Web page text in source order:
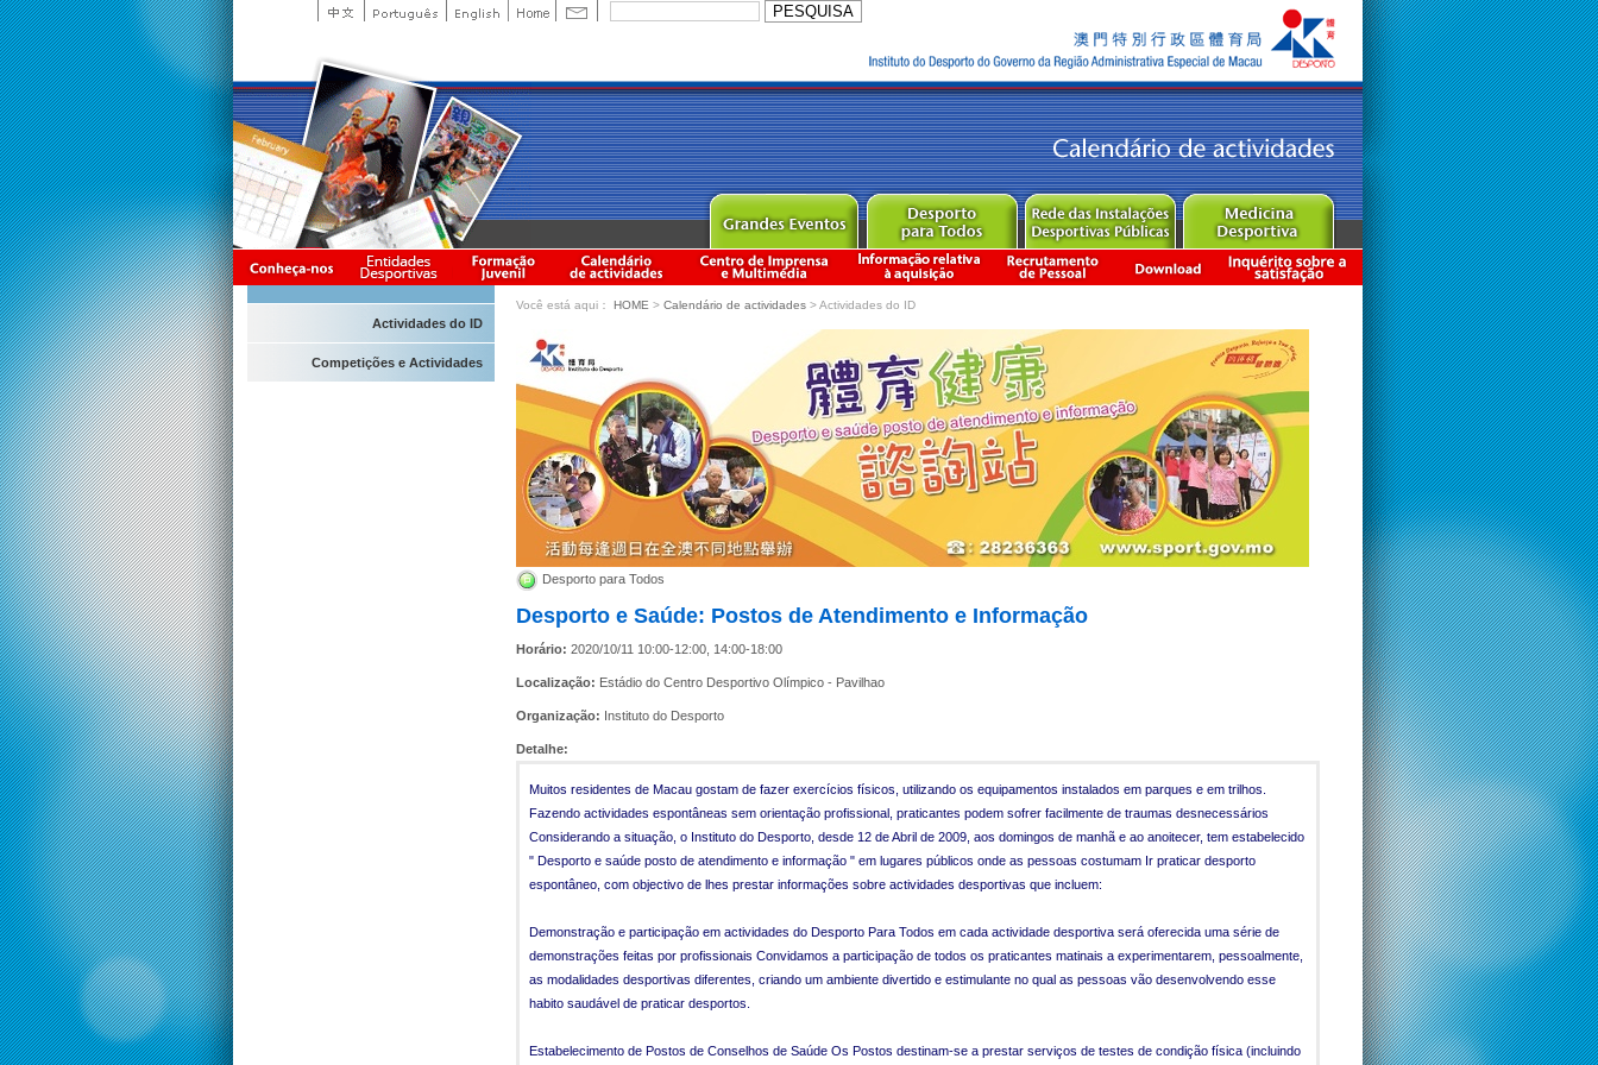
Actividades do ID
Competições e Actividades
Você está aqui： HOME > Calendário de actividades > Actividades do ID
Desporto para Todos
Desporto e Saúde: Postos de Atendimento e Informação
Horário: 2020/10/11 10:00-12:00, 14:00-18:00
Localização: Estádio do Centro Desportivo Olímpico - Pavilhao
Organização: Instituto do Desporto
Detalhe:
Muitos residentes de Macau gostam de fazer exercícios físicos, utilizando os equipamentos instalados em parques e em trilhos.
Fazendo actividades espontâneas sem orientação profissional, praticantes podem sofrer facilmente de traumas desnecessários
Considerando a situação, o Instituto do Desporto, desde 12 de Abril de 2009, aos domingos de manhã e ao anoitecer, tem estabelecido
" Desporto e saúde posto de atendimento e informação " em lugares públicos onde as pessoas costumam Ir praticar desporto
espontâneo, com objectivo de lhes prestar informações sobre actividades desportivas que incluem:
Demonstração e participação em actividades do Desporto Para Todos em cada actividade desportiva será oferecida uma série de
demonstrações feitas por profissionais Convidamos a participação de todos os praticantes matinais a experimentarem, pessoalmente,
as modalidades desportivas diferentes, criando um ambiente divertido e estimulante no qual as pessoas vão desenvolvendo esse
habito saudável de praticar desportos.
Estabelecimento de Postos de Conselhos de Saúde Os Postos destinam-se a prestar serviços de testes de condição física (incluindo